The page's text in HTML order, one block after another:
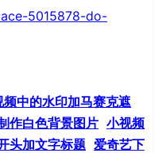
5015878-do-
频中的水印加马赛克遮
作白色背景图片 小视频
头加文字标题 爱奇艺下